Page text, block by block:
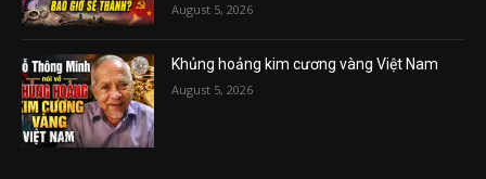
August 5, 2026
Khủng hoảng kim cương vàng Việt Nam
August 5, 2026